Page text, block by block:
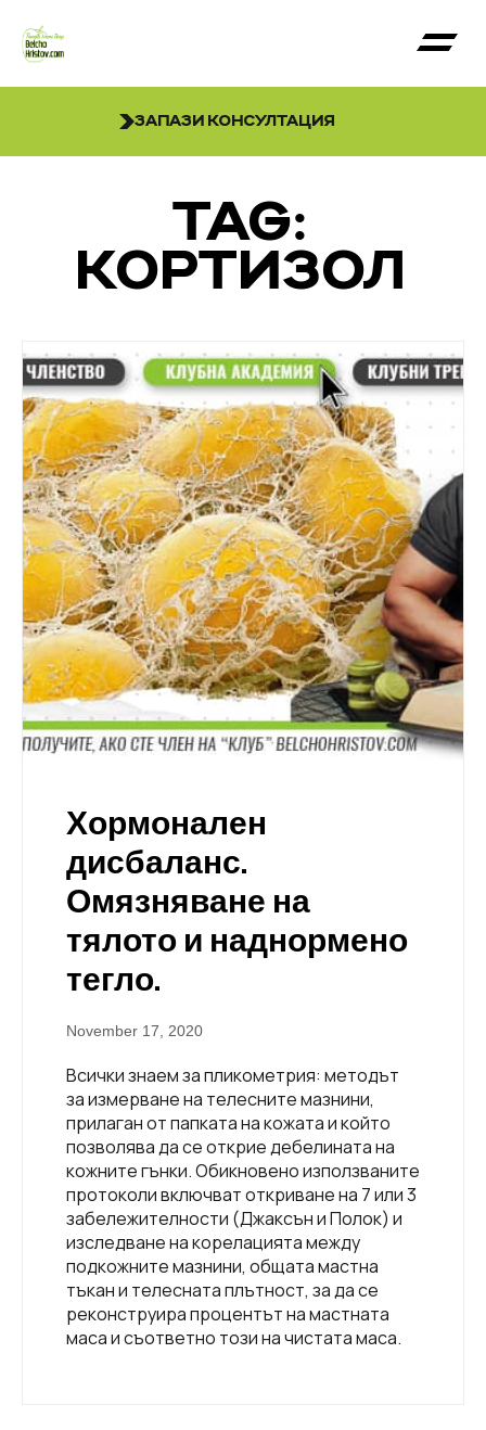
ЗАПАЗИ КОНСУЛТАЦИЯ
TAG:
КОРТИЗОЛ
Хормонален
дисбаланс.
Омязняване на
тялото и наднормено
тегло.
November 17, 2020
Всички знаем за пликометрия: методът
за измерване на телесните мазнини,
прилаган от папката на кожата и който
позволява да се открие дебелината на
кожните гънки. Обикновено използваните
протоколи включват откриване на 7 или 3
забележителности (Джаксън и Полок) и
изследване на корелацията между
подкожните мазнини, общата мастна
тъкан и телесната плътност, за да се
реконструира процентът на мастната
маса и съответно този на чистата маса.